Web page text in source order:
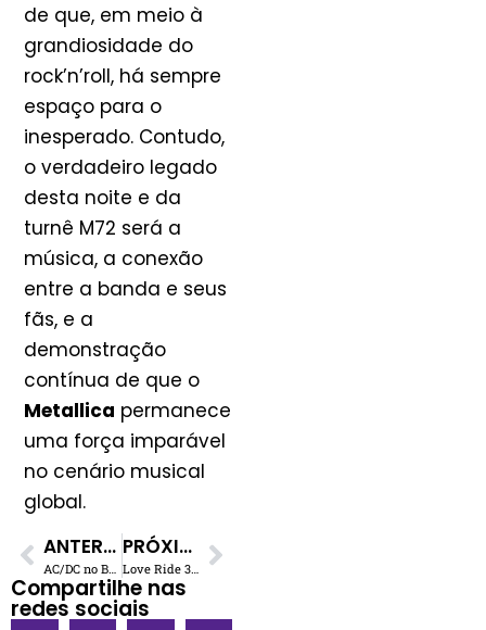
de que, em meio à
grandiosidade do
rock’n’roll, há sempre
espaço para o
inesperado. Contudo,
o verdadeiro legado
desta noite e da
turnê M72 será a
música, a conexão
entre a banda e seus
fãs, e a
demonstração
contínua de que o
Metallica permanece
uma força imparável
no cenário musical
global.
ANTERIOR
AC/DC no Brasil 2026: Show Único, Ingressos e Detalhes Completos
PRÓXIMO
Love Ride 34: Gene Simmons, Jay Leno e Harley em evento beneficente
Compartilhe nas
redes sociais​